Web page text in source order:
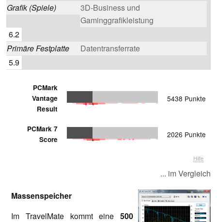
Grafik (Spiele)
3D-Business und
Gaminggrafikleistung
6.2
Primäre Festplatte
Datentransferrate
5.9
PCMark
Vantage
Result
5438 Punkte
PCMark 7
Score
2026 Punkte
Hilfe
... im Vergleich
Massenspeicher
Im TravelMate kommt eine 500